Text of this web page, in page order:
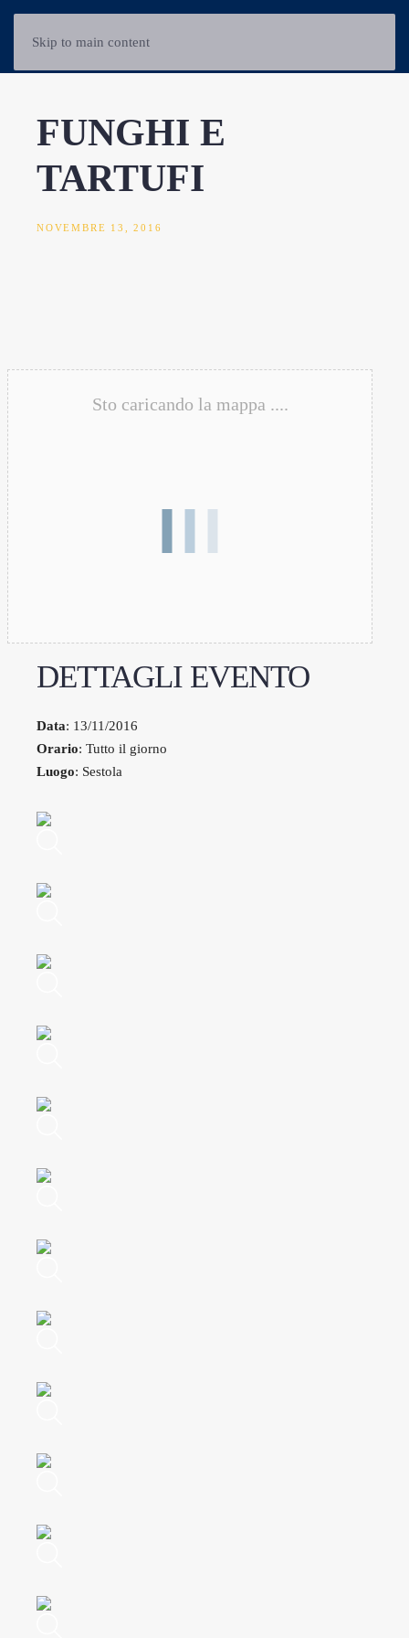
Skip to main content
FUNGHI E
TARTUFI
NOVEMBRE 13, 2016
Sto caricando la mappa ....
DETTAGLI EVENTO
Data: 13/11/2016
Orario: Tutto il giorno
Luogo: Sestola